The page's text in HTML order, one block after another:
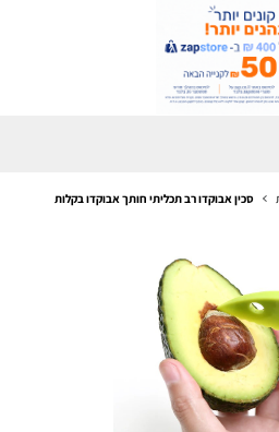
סכין אבוקדו רב תכליתי חותך אבוקדו בקלות